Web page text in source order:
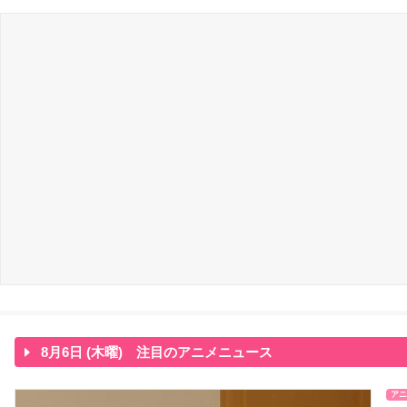
8月6日 (木曜) 注目のアニメニュース
ア